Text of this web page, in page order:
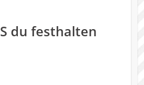
du festhalten